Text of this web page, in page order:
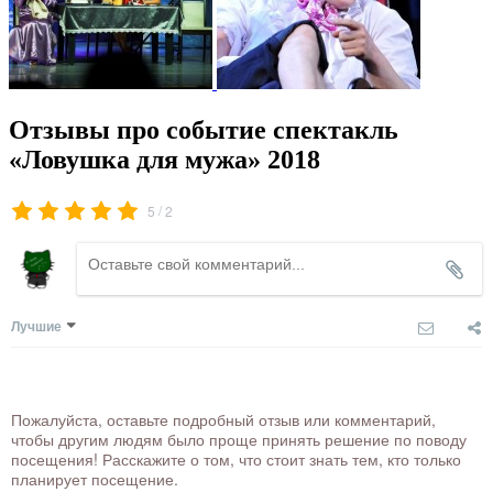
Отзывы про событие спектакль
«Ловушка для мужа» 2018
5 /2
Лучшие
Пожалуйста, оставьте подробный отзыв или комментарий,
чтобы другим людям было проще принять решение по поводу
посещения! Расскажите о том, что стоит знать тем, кто только
планирует посещение.